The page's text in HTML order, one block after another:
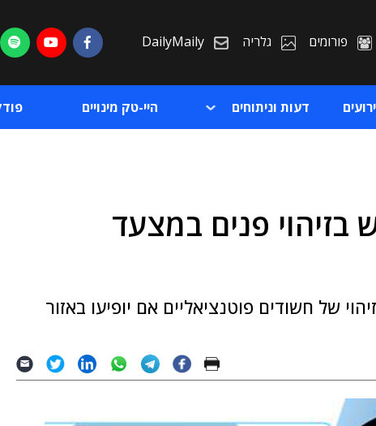
פורומים גלריה DailyMaily
דעות וניתוחים היי-טק מינויים
פנים במצעד
של חשודים פוטנציאליים אם יופיעו באזור